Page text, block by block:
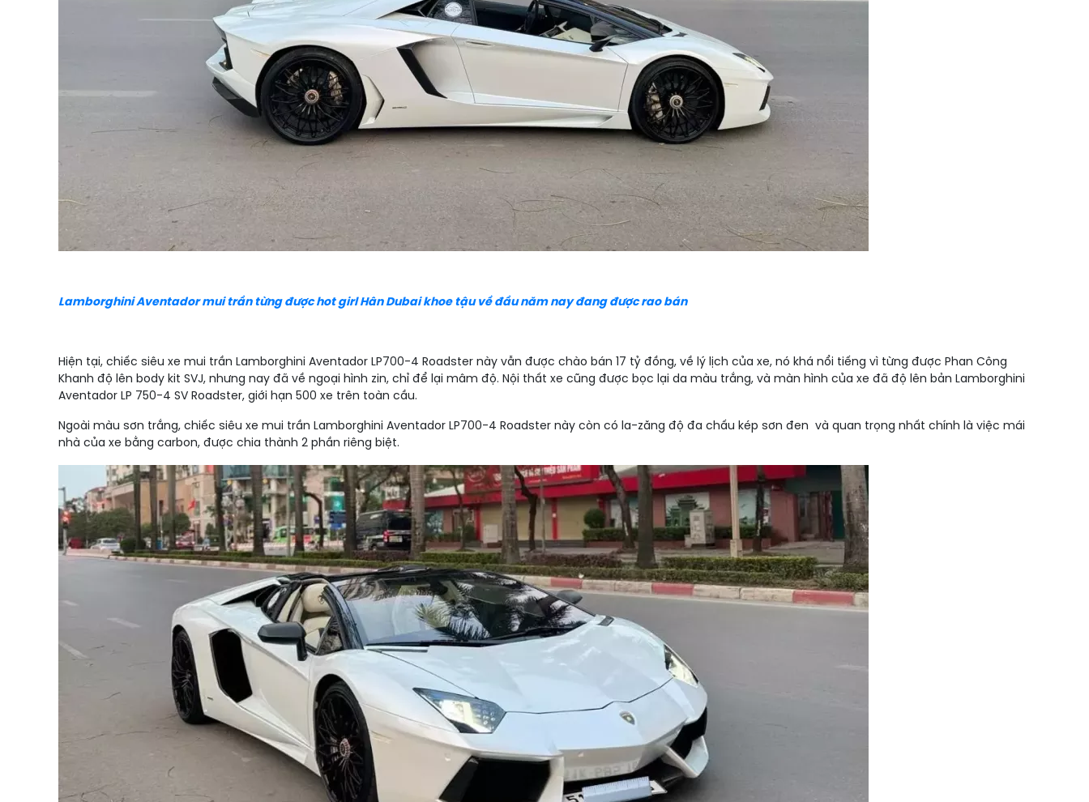
Lamborghini Aventador mui trần từng được hot girl Hân Dubai khoe tậu về đầu năm nay đang được rao bán
Hiện tại, chiếc siêu xe mui trần Lamborghini Aventador LP700-4 Roadster này vẫn được chào bán 17 tỷ đồng, về lý lịch của xe, nó khá nổi tiếng vì từng được Phan Công
Khanh độ lên body kit SVJ, nhưng nay đã về ngoại hình zin, chỉ để lại mâm độ. Nội thất xe cũng được bọc lại da màu trắng, và màn hình của xe đã độ lên bản Lamborghini
Aventador LP 750-4 SV Roadster, giới hạn 500 xe trên toàn cầu.
Ngoài màu sơn trắng, chiếc siêu xe mui trần Lamborghini Aventador LP700-4 Roadster này còn có la-zăng độ đa chấu kép sơn đen và quan trọng nhất chính là việc mái
nhà của xe bằng carbon, được chia thành 2 phần riêng biệt.